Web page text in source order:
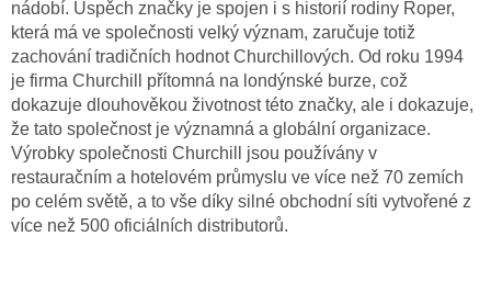
nádobí. Úspěch značky je spojen i s historií rodiny Roper,
která má ve společnosti velký význam, zaručuje totiž
zachování tradičních hodnot Churchillových. Od roku 1994
je firma Churchill přítomná na londýnské burze, což
dokazuje dlouhověkou životnost této značky, ale i dokazuje,
že tato společnost je významná a globální organizace.
Výrobky společnosti Churchill jsou používány v
restauračním a hotelovém průmyslu ve více než 70 zemích
po celém světě, a to vše díky silné obchodní síti vytvořené z
více než 500 oficiálních distributorů.